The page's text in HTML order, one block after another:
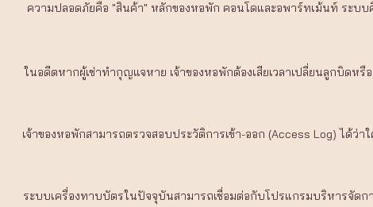
ความปลอดภัยคือ "สินค้า" หลักของหอพัก คอนโดและอพาร์ทเม้นท์ ระบ
ในอดีตหากผู้เช่าทำกุญแจหาย เจ้าของหอพักต้องเสียเวลาเปลี่ยนลูกบิ
เจ้าของหอพักสามารถตรวจสอบประวัติการเข้า-ออก (Access Log) ได้
ระบบเครื่องทาบบัตรในปัจจุบันสามารถเชื่อมต่อกับโปรแกรมบริหารจัดก